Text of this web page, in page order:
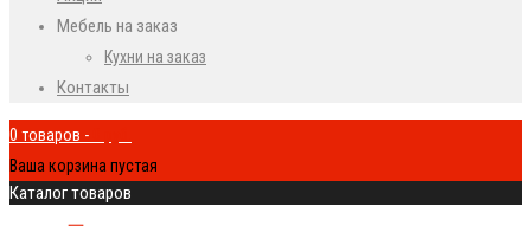
Мебель на заказ
Кухни на заказ
Контакты
0 товаров -
Ваша корзина пустая
Каталог товаров